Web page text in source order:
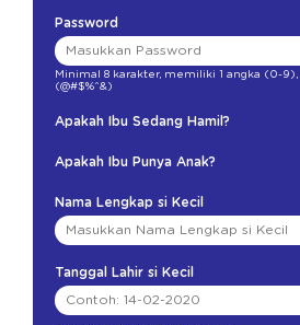
Password
Minimal 8 karakter, memiliki 1 angka (0-9) ,
(@#$%^&)
Apakah Ibu Sedang Hamil?
Apakah Ibu Punya Anak?
Nama Lengkap si Kecil
Tanggal Lahir si Kecil